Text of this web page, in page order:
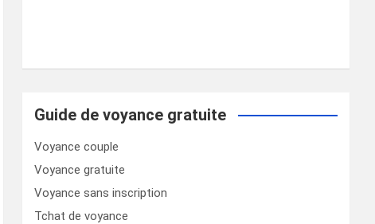
Guide de voyance gratuite
Voyance couple
Voyance gratuite
Voyance sans inscription
Tchat de voyance